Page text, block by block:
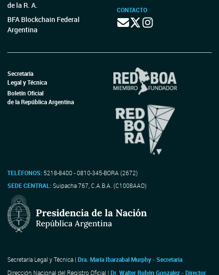
de la R. A.
BFA Blockchain Federal
Argentina
CONTACTO
Secretaría
Legal y Técnica
Boletín Oficial
de la República Argentina
TELÉFONOS: 5218-8400 - 0810-345-BORA (2672)
SEDE CENTRAL:Suipacha 767, C.A.B.A. (C1008AAO)
Secretaría Legal y Técnica | Dra. María Ibarzabal Murphy - Secretaria
Dirección Nacional del Registro Oficial | Dr. Walter Rubén Gonzalez - Director